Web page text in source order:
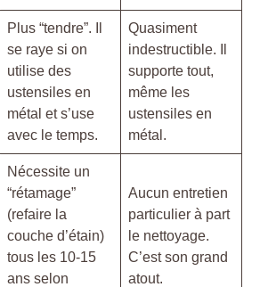
Plus “tendre”. Il
se raye si on
utilise des
ustensiles en
métal et s’use
avec le temps.
Quasiment
indestructible. Il
supporte tout,
même les
ustensiles en
métal.
Nécessite un
“rétamage”
(refaire la
couche d’étain)
tous les 10-15
ans selon
Aucun entretien
particulier à part
le nettoyage.
C’est son grand
atout.